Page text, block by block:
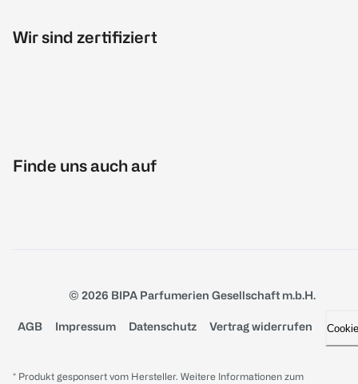
Wir sind zertifiziert
Finde uns auch auf
© 2026 BIPA Parfumerien Gesellschaft m.b.H.
AGB Impressum Datenschutz Vertrag widerrufen
* Produkt gesponsert vom Hersteller. Weitere Informationen zum